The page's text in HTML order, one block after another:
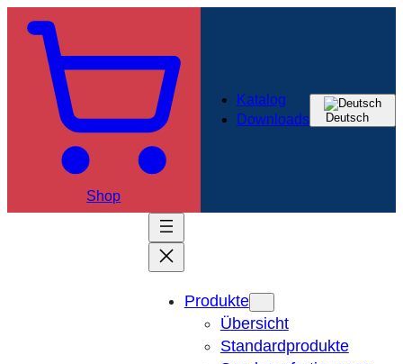
Inhalt
springen
Shop
Katalog
Downloads
Deutsch
Produkte
Übersicht
Standardprodukte